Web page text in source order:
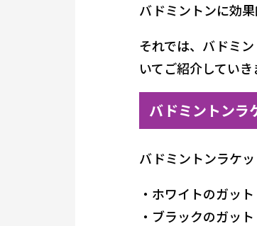
バドミントンに効
それでは、バドミ
いてご紹介していき
バドミントンラ
バドミントンラケ
・ホワイトのガット
・ブラックのガット